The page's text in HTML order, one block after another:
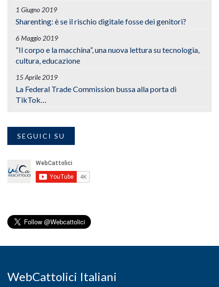
1 Giugno 2019
Sharenting: è se il rischio digitale fosse dei genitori?
6 Maggio 2019
“Il corpo e la macchina”, una nuova lettura su tecnologia,
cultura, educazione
15 Aprile 2019
La Federal Trade Commission bussa alla porta di
TikTok…
SEGUICI SU
WebCattolici Italiani